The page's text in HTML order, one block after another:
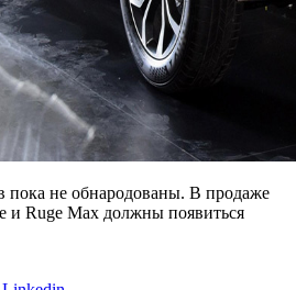
пока не обнародованы. В продаже
и Ruge Max должны появиться